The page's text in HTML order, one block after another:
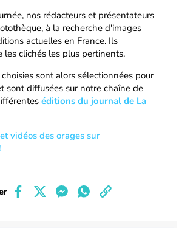
nos rédacteurs et présentateurs
à la recherche d'images
actuelles en France. Ils
les clichés les plus pertinents.
sont alors sélectionnées pour
sont diffusées sur notre chaîne de
éditions du journal de La
vidéos des orages sur